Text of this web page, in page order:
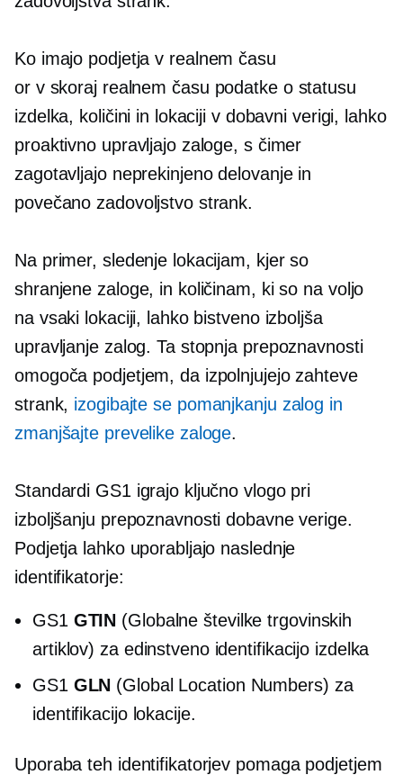
Ko imajo podjetjav realnem času
or v skoraj realnem času podatke o statusu
izdelka, količini in lokaciji v dobavni verigi, lahko
proaktivno upravljajo zaloge, s čimer
zagotavljajo neprekinjeno delovanje in
povečano zadovoljstvo strank.
Na primer, sledenje lokacijam, kjer so
shranjene zaloge, in količinam, ki so na voljo
na vsaki lokaciji, lahko bistveno izboljša
upravljanje zalog. Ta stopnja prepoznavnosti
omogoča podjetjem, da izpolnjujejo zahteve
strank, izogibajte se pomanjkanju zalog in
zmanjšajte prevelike zaloge.
Standardi GS1 igrajo ključno vlogo pri
izboljšanju prepoznavnosti dobavne verige.
Podjetja lahko uporabljajo naslednje
identifikatorje:
GS1 GTIN (Globalne številke trgovinskih
artiklov) za edinstveno identifikacijo izdelka
GS1 GLN (Global Location Numbers) za
identifikacijo lokacije.
Uporaba teh identifikatorjev pomaga podjetjem